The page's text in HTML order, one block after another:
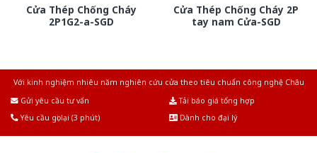
Cửa Thép Chống Cháy
2P1G2-a-SGD
Cửa Thép Chống Cháy 2P
tay nam Cửa-SGD
Với kinh nghiệm nhiêu năm nghiên cứu cửa theo tiêu chuẩn công nghệ Châu
Gửi yêu cầu tư vấn
Tải báo giá tổng hợp
Yêu cầu gọi lại (3 phút)
Dành cho đại lý